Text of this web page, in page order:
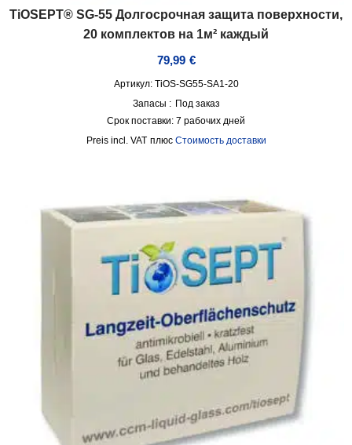
TiOSEPT® SG-55 Долгосрочная защита поверхности,
20 комплектов на 1м² каждый
79,99 €
Артикул: TiOS-SG55-SA1-20
Запасы : Под заказ
Срок поставки: 7 рабочих дней
incl. VAT плюс Стоимость доставки